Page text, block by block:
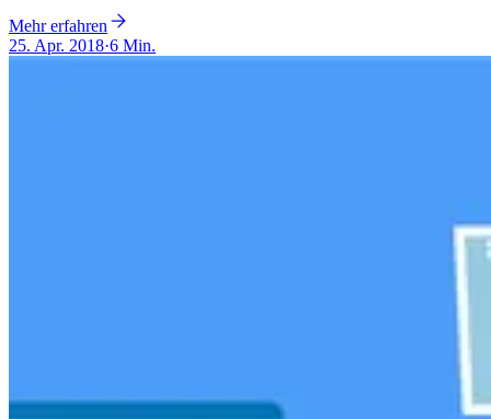
Mehr erfahren
25. Apr. 2018·6 Min.